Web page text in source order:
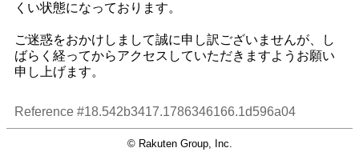
くい状態になっております。
ご迷惑をおかけしまして誠に申し訳ございませんが、し
ばらく経ってからアクセスしていただきますようお願い
申し上げます。
Reference #18.542b3417.1786346166.1d596a04
© Rakuten Group, Inc.